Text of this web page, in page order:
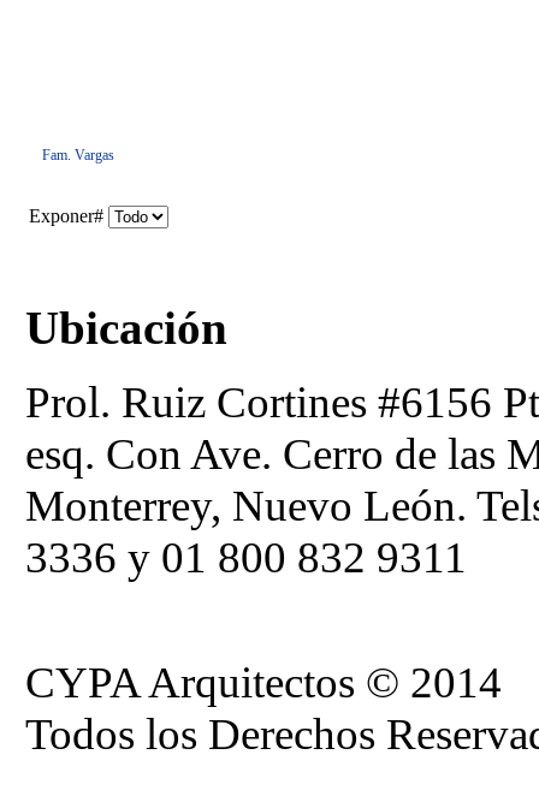
Fam. Vargas
Exponer#
Ubicación
Prol. Ruiz Cortines #6156
esq. Con Ave. Cerro de las
Monterrey, Nuevo León.
3336 y 01 800 832 9311
CYPA Arquitectos © 2014
Todos los Derechos